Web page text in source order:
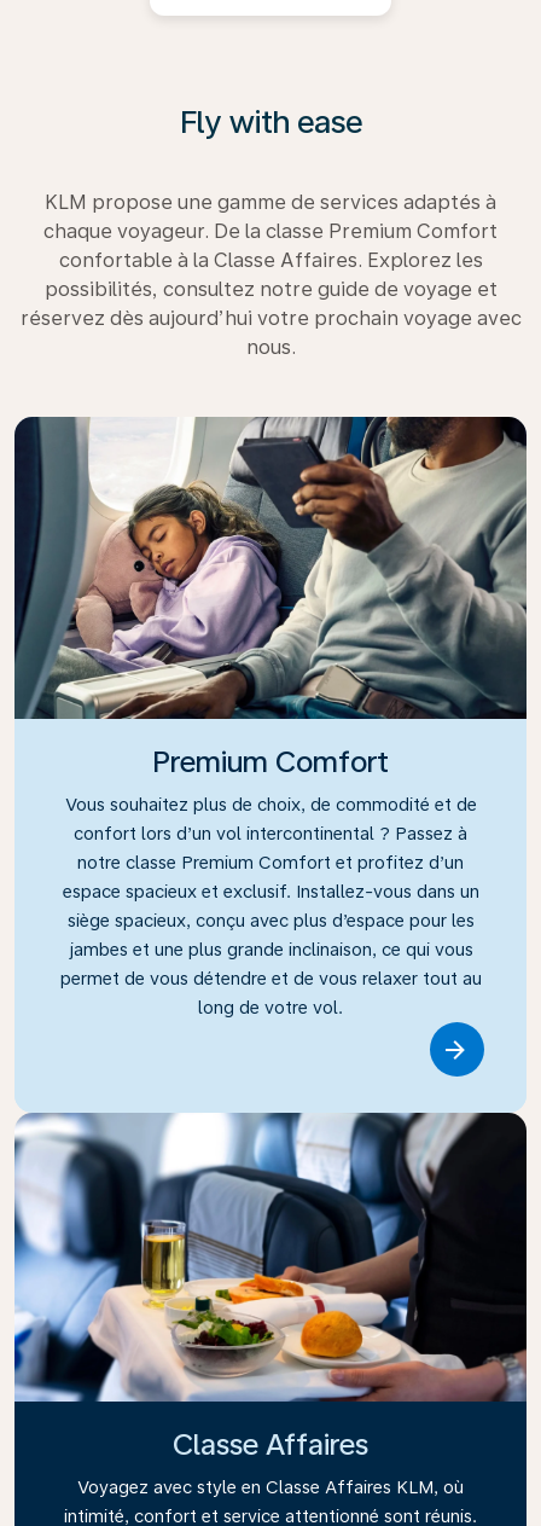
Fly with ease
KLM propose une gamme de services adaptés à
chaque voyageur. De la classe Premium Comfort
confortable à la Classe Affaires. Explorez les
possibilités, consultez notre guide de voyage et
réservez dès aujourd’hui votre prochain voyage avec
nous.
Premium Comfort
Vous souhaitez plus de choix, de commodité et de
confort lors d’un vol intercontinental ? Passez à
notre classe Premium Comfort et profitez d’un
espace spacieux et exclusif. Installez-vous dans un
siège spacieux, conçu avec plus d’espace pour les
jambes et une plus grande inclinaison, ce qui vous
permet de vous détendre et de vous relaxer tout au
long de votre vol.
Classe Affaires
Voyagez avec style en Classe Affaires KLM, où
intimité, confort et service attentionné sont réunis.